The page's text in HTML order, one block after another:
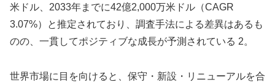
米ドル、2033年までに42億2,000万米ドル（CAGR
3.07%）と推定されており、調査手法による差異はあるも
のの、一貫してポジティブな成長が予測されている 2。
世界市場に目を向けると、保守・新設・リニューアルを合